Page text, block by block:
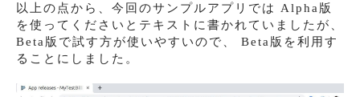
以上の点から、今回のサンプルアプリでは Alpha版
を使ってくださいとテキストに書かれていましたが、
Beta版で試す方が使いやすいので、 Beta版を利用す
ることにしました。